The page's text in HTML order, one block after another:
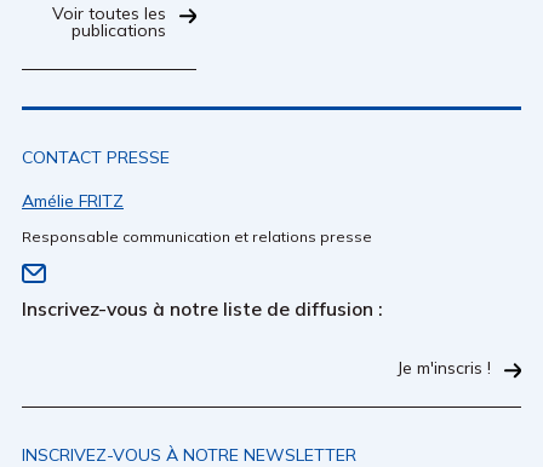
Voir toutes les
publications
CONTACT PRESSE
Amélie FRITZ
Responsable communication et relations presse
Inscrivez-vous à notre liste de diffusion :
Je m'inscris !
INSCRIVEZ-VOUS À NOTRE NEWSLETTER